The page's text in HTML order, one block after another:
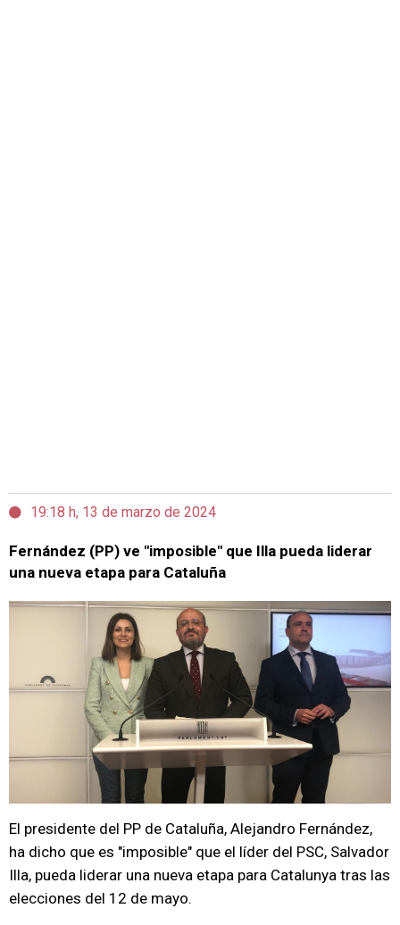
19:18 h, 13 de marzo de 2024
Fernández (PP) ve "imposible" que Illa pueda liderar
una nueva etapa para Cataluña
El presidente del PP de Cataluña, Alejandro Fernández,
ha dicho que es "imposible" que el líder del PSC, Salvador
Illa, pueda liderar una nueva etapa para Catalunya tras las
elecciones del 12 de mayo.